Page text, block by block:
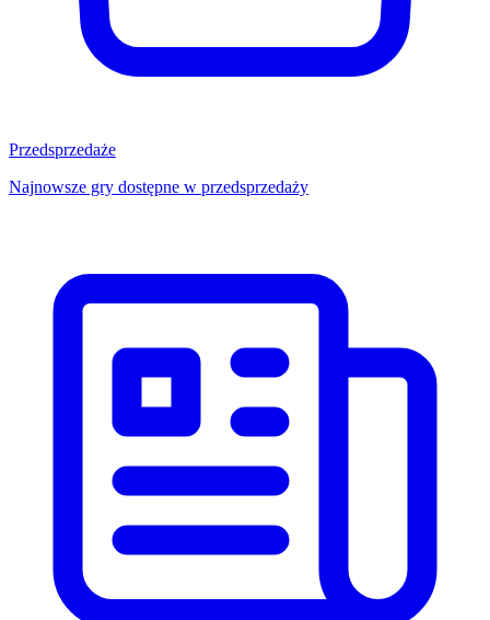
Przedsprzedaże
Najnowsze gry dostępne w przedsprzedaży